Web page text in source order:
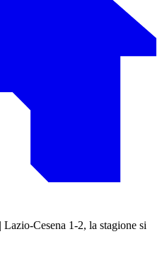
Cesena 1-2, la stagione si